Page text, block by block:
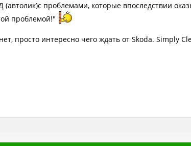
(автолик)с проблемами, которые впоследствии
проблемой!"
просто интересно чего ждать от Skoda. Simply